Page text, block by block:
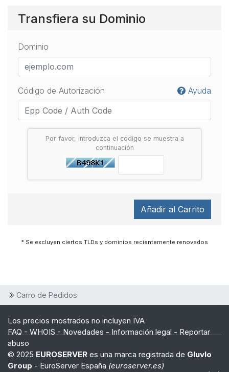
Transfiera su Dominio
Dominio
Código de Autorización Ayuda
Por favor, introduzca el código se muestra a
continuación
Añadir al Carrito
* Se excluyen ciertos TLDs y dominios recientemente renovados
Carro de Pedidos
Los precios mostrados no incluyen IVA
FAQ - WHOIS - Novedades - Información legal - Reportar
abuso
© 2025 EUROSERVER es una marca registrada de Gluvlo
Group - EuroServer España (euroserver.es)